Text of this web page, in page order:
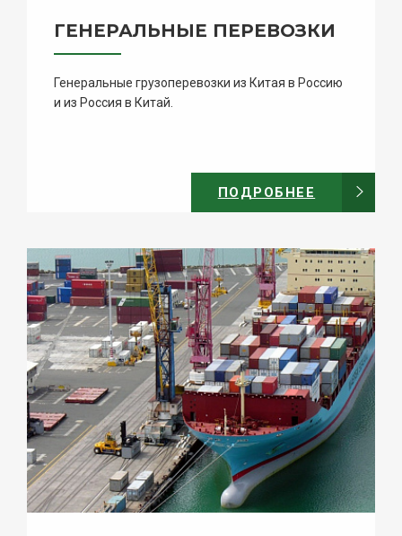
ГЕНЕРАЛЬНЫЕ ПЕРЕВОЗКИ
Генеральные грузоперевозки из Китая в Россию
и из Россия в Китай.
ПОДРОБНЕЕ